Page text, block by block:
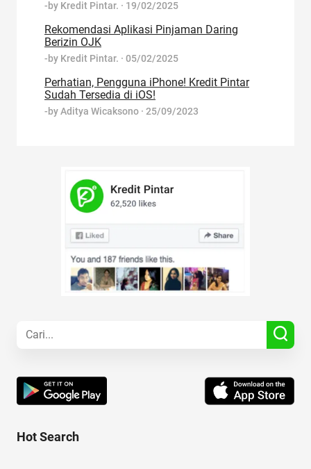
-by Kredit Pintar. · 19/02/2025
Rekomendasi Aplikasi Pinjaman Daring
Berizin OJK
-by Kredit Pintar. · 05/02/2025
Perhatian, Pengguna iPhone! Kredit Pintar
Sudah Tersedia di iOS!
-byAditya Wicaksono · 25/09/2023
Hot Search